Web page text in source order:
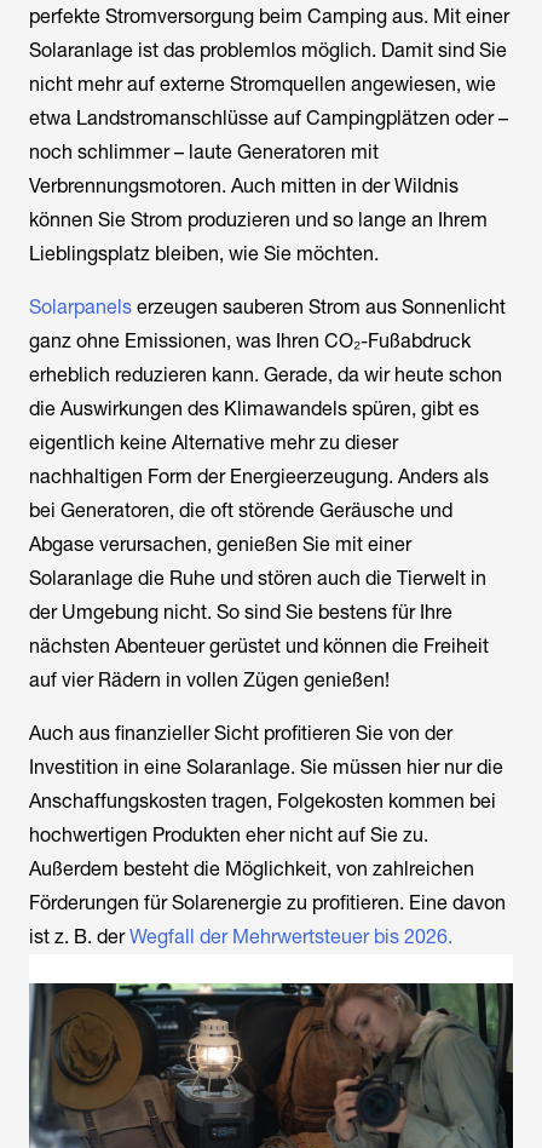
perfekte Stromversorgung beim Camping aus. Mit einer
Solaranlage ist das problemlos möglich. Damit sind Sie
nicht mehr auf externe Stromquellen angewiesen, wie
etwa Landstromanschlüsse auf Campingplätzen oder –
noch schlimmer – laute Generatoren mit
Verbrennungsmotoren. Auch mitten in der Wildnis
können Sie Strom produzieren und so lange an Ihrem
Lieblingsplatz bleiben, wie Sie möchten.
Solarpanels erzeugen sauberen Strom aus Sonnenlicht
ganz ohne Emissionen, was Ihren CO₂-Fußabdruck
erheblich reduzieren kann. Gerade, da wir heute schon
die Auswirkungen des Klimawandels spüren, gibt es
eigentlich keine Alternative mehr zu dieser
nachhaltigen Form der Energieerzeugung. Anders als
bei Generatoren, die oft störende Geräusche und
Abgase verursachen, genießen Sie mit einer
Solaranlage die Ruhe und stören auch die Tierwelt in
der Umgebung nicht. So sind Sie bestens für Ihre
nächsten Abenteuer gerüstet und können die Freiheit
auf vier Rädern in vollen Zügen genießen!
Auch aus finanzieller Sicht profitieren Sie von der
Investition in eine Solaranlage. Sie müssen hier nur die
Anschaffungskosten tragen, Folgekosten kommen bei
hochwertigen Produkten eher nicht auf Sie zu.
Außerdem besteht die Möglichkeit, von zahlreichen
Förderungen für Solarenergie zu profitieren. Eine davon
ist z. B. derWegfall der Mehrwertsteuer bis 2026.